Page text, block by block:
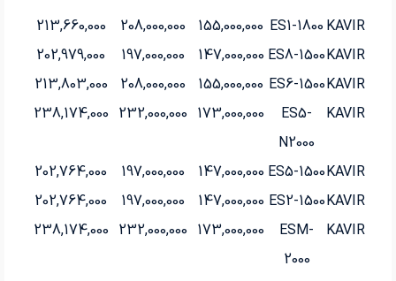
KAVIR
ES1-1800
155,000,000
208,000,000
213,660,000
KAVIR
ES8-1500
147,000,000
197,000,000
202,979,000
KAVIR
ES6-1500
155,000,000
208,000,000
213,803,000
KAVIR
ES5-
N2000
173,000,000
232,000,000
238,174,000
KAVIR
ES5-1500
147,000,000
197,000,000
202,764,000
KAVIR
ES2-1500
147,000,000
197,000,000
202,764,000
KAVIR
ESM-
2000
173,000,000
232,000,000
238,174,000